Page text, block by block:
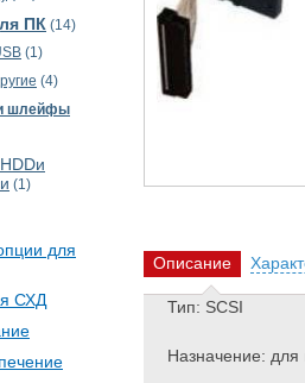
ПК (14)
(1)
(4)
шлейфы
(1)
для
СХД
Описание
Тип: SCSI
Назначение: для